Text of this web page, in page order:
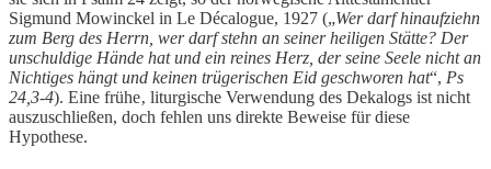
Sigmund Mowinckel in Le Décalogue, 1927 („Wer darf hinaufziehn
zum Berg des Herrn, wer darf stehn an seiner heiligen Stätte? Der
unschuldige Hände hat und ein reines Herz, der seine Seele nicht an
Nichtiges hängt und keinen trügerischen Eid geschworen hat“, Ps
24,3-4). Eine frühe‚ liturgische Verwendung des Dekalogs ist nicht
auszuschließen, doch fehlen uns direkte Beweise für diese
Hypothese.